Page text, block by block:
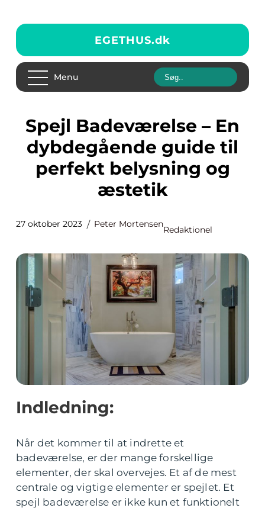
EGETHUS.dk
Menu
Spejl Badeværelse – En
dybdegående guide til
perfekt belysning og
æstetik
27 oktober 2023 Peter Mortensen
Redaktionel
Indledning:
Når det kommer til at indrette et
badeværelse, er der mange forskellige
elementer, der skal overvejes. Et af de mest
centrale og vigtige elementer er spejlet. Et
spejl badeværelse er ikke kun et funktionelt